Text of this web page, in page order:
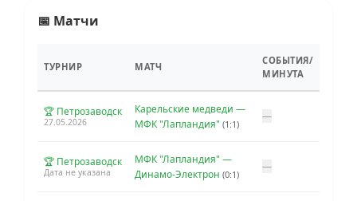
📅 Матчи
ТУРНИР МАТЧ
СОБЫТИЯ/
МИНУТА
🏆 Петрозаводск
27.05.2026
Карельские медведи —
МФК "Лапландия" (1:1)
—
🏆 Петрозаводск
Дата не указана
МФК "Лапландия" —
Динамо-Электрон (0:1)
—